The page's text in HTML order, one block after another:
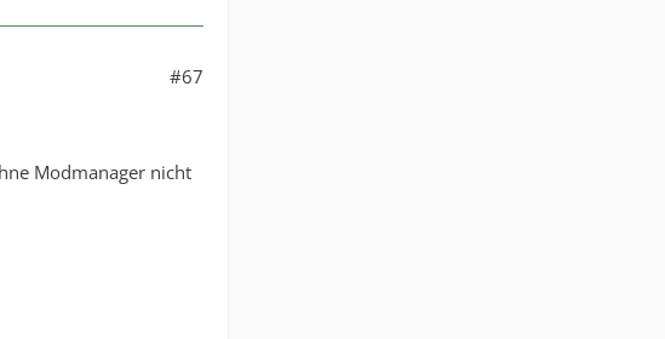
#67
Modmanager nicht